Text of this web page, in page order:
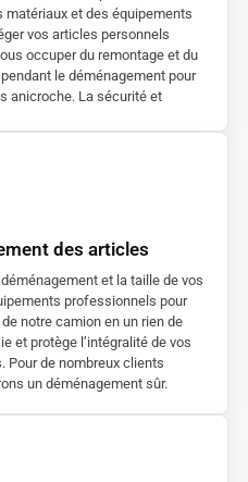
et des équipements
vos articles personnels
occuper du remontage et du
le déménagement pour
anicroche. La sécurité et
des articles
et la taille de vos
professionnels pour
notre camion en un rien de
et protège l’intégralité de vos
Pour de nombreux clients
un déménagement sûr.